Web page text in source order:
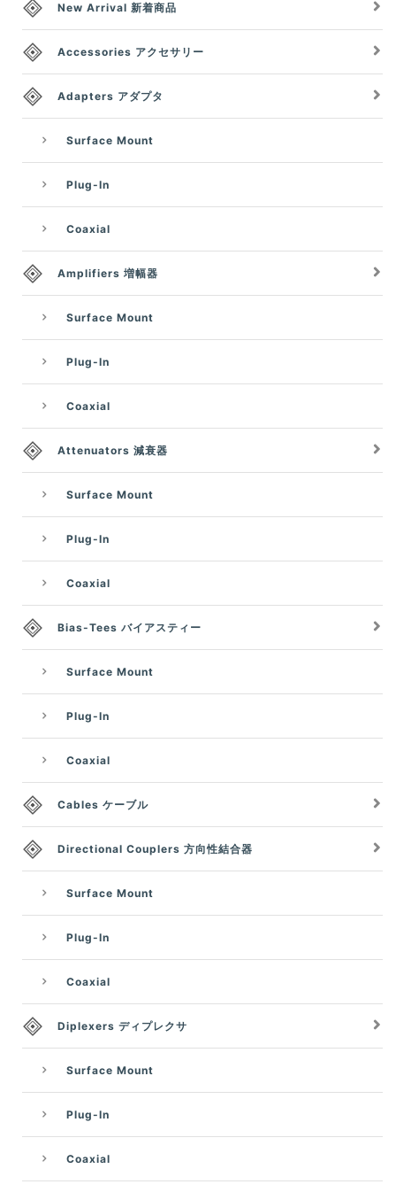
New Arrival 新着商品
Accessories アクセサリー
Adapters アダプタ
Surface Mount
Plug-In
Coaxial
Amplifiers 増幅器
Surface Mount
Plug-In
Coaxial
Attenuators 減衰器
Surface Mount
Plug-In
Coaxial
Bias-Tees バイアスティー
Surface Mount
Plug-In
Coaxial
Cables ケーブル
Directional Couplers 方向性結合器
Surface Mount
Plug-In
Coaxial
Diplexers ディプレクサ
Surface Mount
Plug-In
Coaxial